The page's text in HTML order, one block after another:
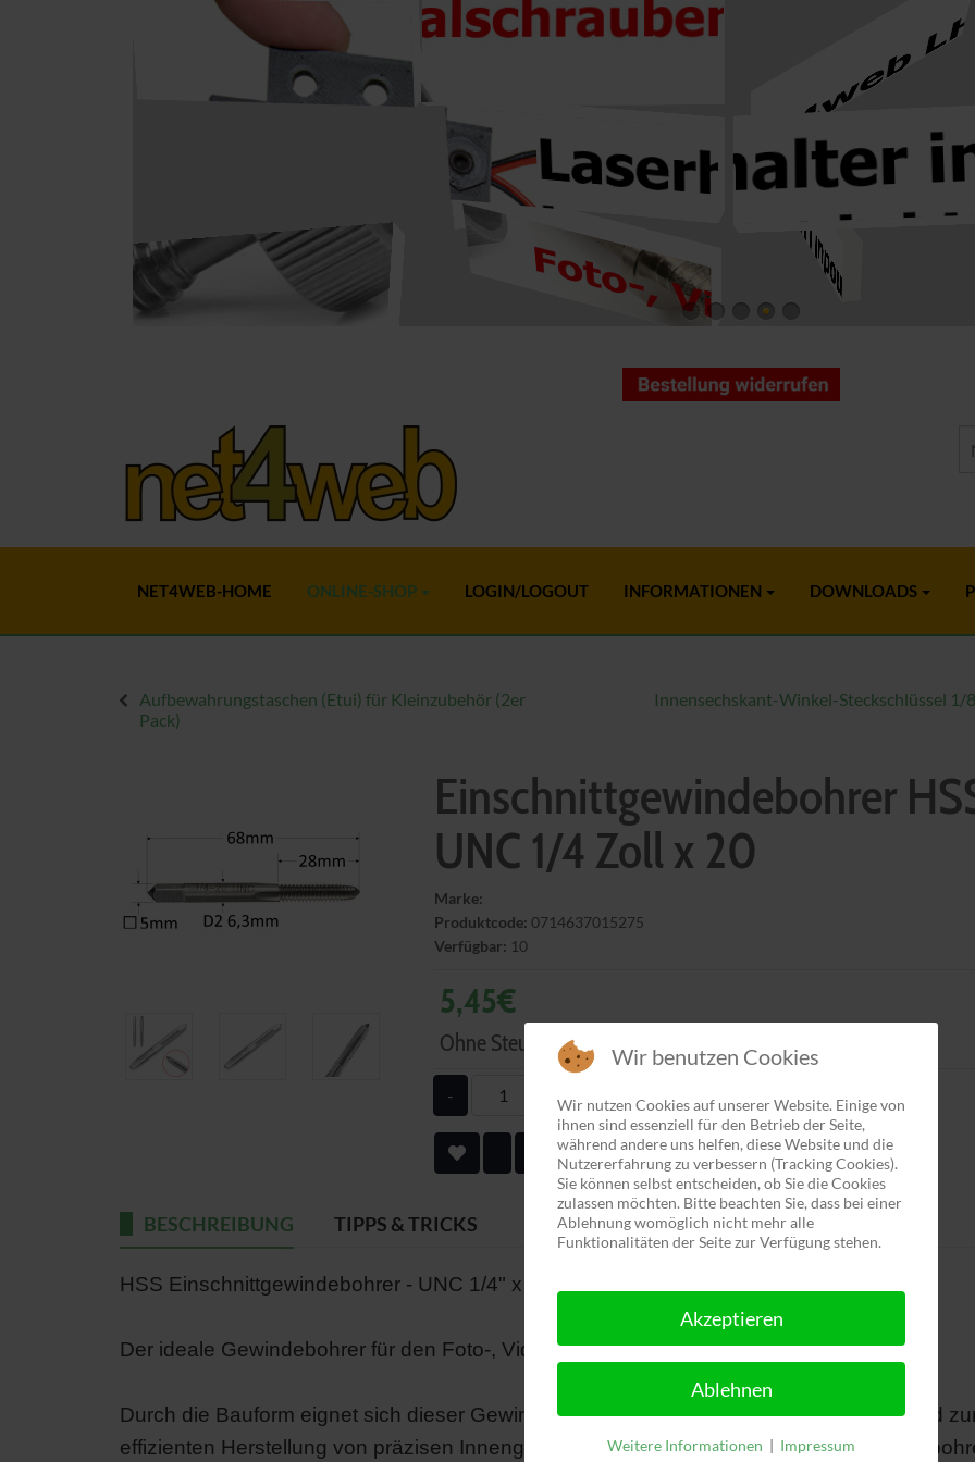
NET4WEB-HOME ONLINE-SHOP LOGIN/LOGOUT INFORMATIONEN DOWNLOADS
Aufbewahrungstaschen (Etui) für Kleinzubehör (2er
Pack)
Innensechskant-Winkel-Steckschlüssel 1/
Einschnittgewindebohrer
UNC 1/4 Zoll x 20
Marke:
Produktcode: 0714637015275
Verfügbar: 10
5,45€
Ohne Steuer: 4,58€
- + in den Warenkorb legen
BESCHREIBUNG TIPPS & TRICKS
HSS Einschnittgewindebohrer - UNC 1/4" x 20
Der ideale Gewindebohrer für den Foto-, Video- und Astrobereich.
Durch die Bauform eignet sich dieser Gewindebohrer vor allem für den Einsatz per Hand
effizienten Herstellung von präzisen Innengewinden. Er kann aber auch als
Wir benutzen Cookies
Wir nutzen Cookies auf unserer Website. Einige von
ihnen sind essenziell für den Betrieb der Seite,
während andere uns helfen, diese Website und die
Nutzererfahrung zu verbessern (Tracking Cookies).
Sie können selbst entscheiden, ob Sie die Cookies
zulassen möchten. Bitte beachten Sie, dass bei einer
Ablehnung womöglich nicht mehr alle
Funktionalitäten der Seite zur Verfügung stehen.
Akzeptieren
Ablehnen
Weitere Informationen | Impressum